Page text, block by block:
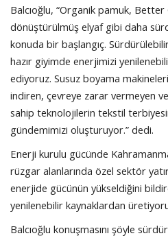
Balcıoğlu, “Organik pamuk,
dönüştürülmüş elyaf gibi daha
konuda bir başlangıç.
hazır giyimde enerjimizi
ediyoruz. Susuz boyama
indiren, çevreye zarar vermeyen
sahip teknolojilerin tekstil
gündemimizi oluşturuyor.” dedi.
Enerji kurulu gücünde
rüzgar alanlarında özel sektör
enerjide gücünün yükseldiğini
yenilenebilir kaynaklardan
Balcıoğlu konuşmasını şöyle